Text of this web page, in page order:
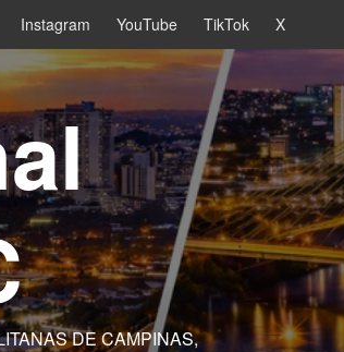
Instagram YouTube TikTok X
DE CAMPINAS,